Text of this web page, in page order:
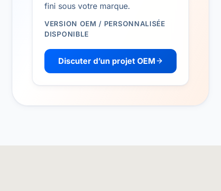
fini sous votre marque.
VERSION OEM / PERSONNALISÉE
DISPONIBLE
Discuter d’un projet OEM